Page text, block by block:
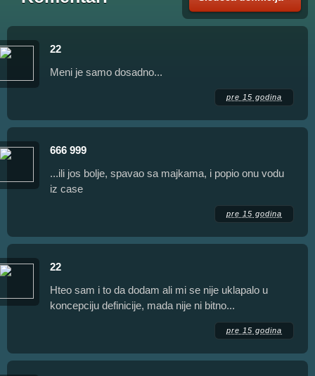
22
Meni je samo dosadno...
pre 15 godina
666 999
...ili jos bolje, spavao sa majkama, i popio onu vodu
iz case
pre 15 godina
22
Hteo sam i to da dodam ali mi se nije uklapalo u
koncepciju definicije, mada nije ni bitno...
pre 15 godina